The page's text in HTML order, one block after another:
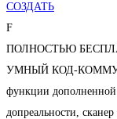
СОЗДАТЬ
F
ПОЛНОСТЬЮ
УМНЫЙ КОД-
функции дополненной
допреальности,